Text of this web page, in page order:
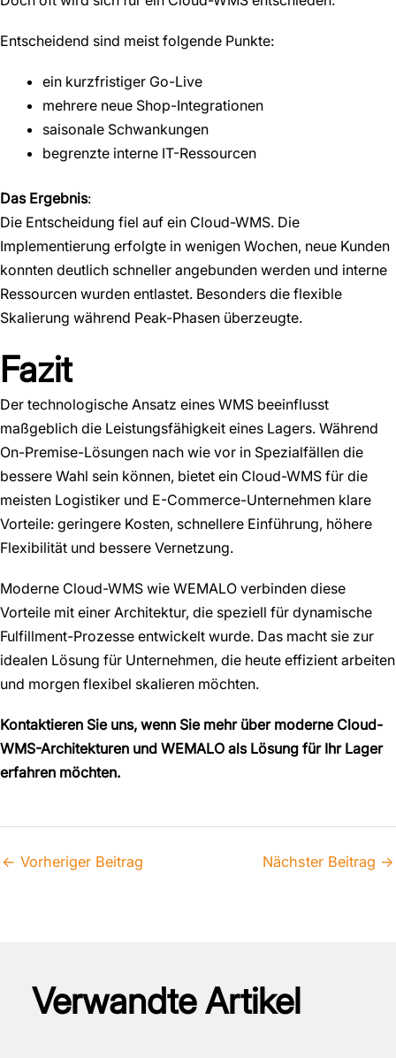
Entscheidend sind meist folgende Punkte:
ein kurzfristiger Go-Live
mehrere neue Shop-Integrationen
saisonale Schwankungen
begrenzte interne IT-Ressourcen
Das Ergebnis:
Die Entscheidung fiel auf ein Cloud-WMS. Die
Implementierung erfolgte in wenigen Wochen, neue Kunden
konnten deutlich schneller angebunden werden und interne
Ressourcen wurden entlastet. Besonders die flexible
Skalierung während Peak-Phasen überzeugte.
Fazit
Der technologische Ansatz eines WMS beeinflusst
maßgeblich die Leistungsfähigkeit eines Lagers. Während
On-Premise-Lösungen nach wie vor in Spezialfällen die
bessere Wahl sein können, bietet ein Cloud-WMS für die
meisten Logistiker und E-Commerce-Unternehmen klare
Vorteile: geringere Kosten, schnellere Einführung, höhere
Flexibilität und bessere Vernetzung.
Moderne Cloud-WMS wie WEMALO verbinden diese
Vorteile mit einer Architektur, die speziell für dynamische
Fulfillment-Prozesse entwickelt wurde. Das macht sie zur
idealen Lösung für Unternehmen, die heute effizient arbeiten
und morgen flexibel skalieren möchten.
Kontaktieren Sie uns, wenn Sie mehr über moderne Cloud-
WMS-Architekturen und WEMALO als Lösung für Ihr Lager
erfahren möchten.
← Vorheriger Beitrag Nächster Beitrag →
Verwandte Artikel